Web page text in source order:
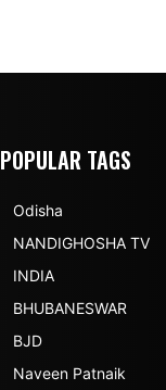
POPULAR TAGS
Odisha
NANDIGHOSHA TV
INDIA
BHUBANESWAR
BJD
Naveen Patnaik